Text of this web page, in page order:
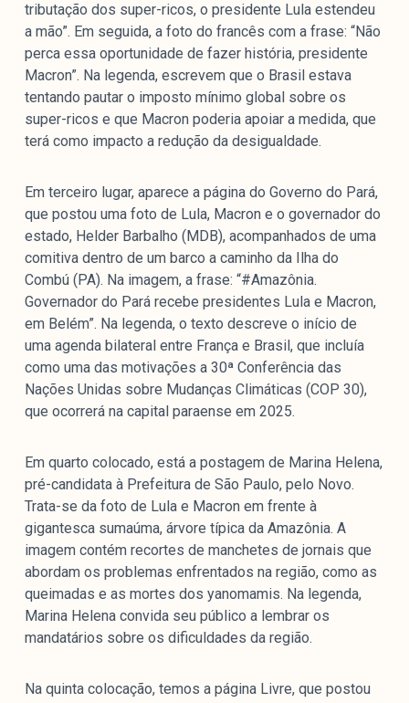
tributação dos super-ricos, o presidente Lula estendeu
a mão”. Em seguida, a foto do francês com a frase: “Não
perca essa oportunidade de fazer história, presidente
Macron”. Na legenda, escrevem que o Brasil estava
tentando pautar o imposto mínimo global sobre os
super-ricos e que Macron poderia apoiar a medida, que
terá como impacto a redução da desigualdade.
Em terceiro lugar, aparece a página do Governo do Pará,
que postou uma foto de Lula, Macron e o governador do
estado, Helder Barbalho (MDB), acompanhados de uma
comitiva dentro de um barco a caminho da Ilha do
Combú (PA). Na imagem, a frase: “#Amazônia.
Governador do Pará recebe presidentes Lula e Macron,
em Belém”. Na legenda, o texto descreve o início de
uma agenda bilateral entre França e Brasil, que incluía
como uma das motivações a 30ª Conferência das
Nações Unidas sobre Mudanças Climáticas (COP 30),
que ocorrerá na capital paraense em 2025.
Em quarto colocado, está a postagem de Marina Helena,
pré-candidata à Prefeitura de São Paulo, pelo Novo.
Trata-se da foto de Lula e Macron em frente à
gigantesca sumaúma, árvore típica da Amazônia. A
imagem contém recortes de manchetes de jornais que
abordam os problemas enfrentados na região, como as
queimadas e as mortes dos yanomamis. Na legenda,
Marina Helena convida seu público a lembrar os
mandatários sobre os dificuldades da região.
Na quinta colocação, temos a página Livre, que postou